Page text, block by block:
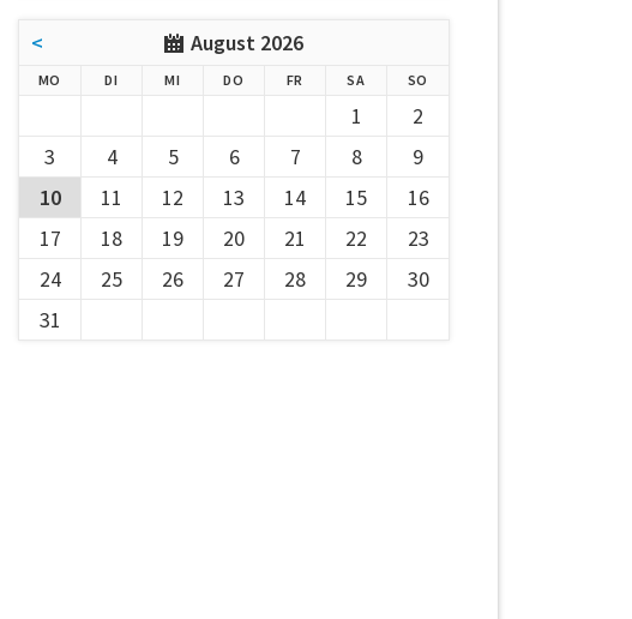
< August 2026
MO DIENSTAG
MITTWOCH
DO NNERSTAG
FR SA MSTAGSO
1
2
3
4 5 6 7 8
9
10
11 12 13 14 15
16
17
18 19 20 21 22
23
24
25 26 27 28 29
30
31